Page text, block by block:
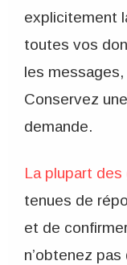
explicitement
toutes vos
les
Conservez
demande.
La plupart
tenues de
et de
n’obtenez